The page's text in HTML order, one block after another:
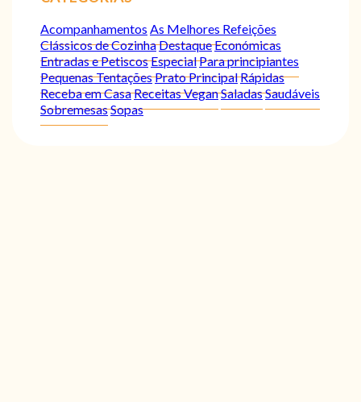
Acompanhamentos As Melhores Refeições
Clássicos de CozinhaDestaqueEconómicas
Entradas e PetiscosEspecialPara principiantes
Pequenas TentaçõesPrato PrincipalRápidas
Receba em CasaReceitas VeganSaladasSaudáveis
SobremesasSopas